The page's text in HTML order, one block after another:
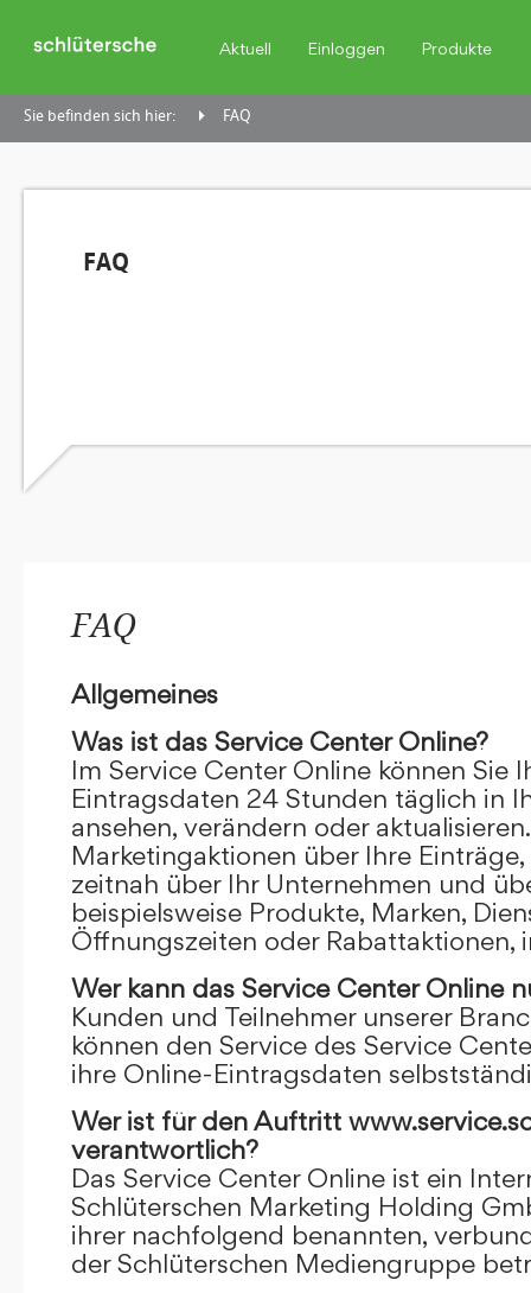
Aktuell Einloggen Produkte
Sie befinden sich hier: FAQ
FAQ
FAQ
Allgemeines
Was ist das Service Center Online?
Im Service Center Online können Sie
Eintragsdaten 24 Stunden täglich in
ansehen, verändern oder
Marketingaktionen über Ihre
zeitnah über Ihr Unternehmen und
beispielsweise Produkte, Marken,
Öffnungszeiten oder Rabattaktionen,
Wer kann das Service Center Online
Kunden und Teilnehmer unserer
können den Service des Service
ihre Online-Eintragsdaten
Wer ist für den Auftritt
verantwortlich?
Das Service Center Online ist ein
Schlüterschen Marketing Holding
ihrer nachfolgend benannten,
der Schlüterschen Mediengruppe